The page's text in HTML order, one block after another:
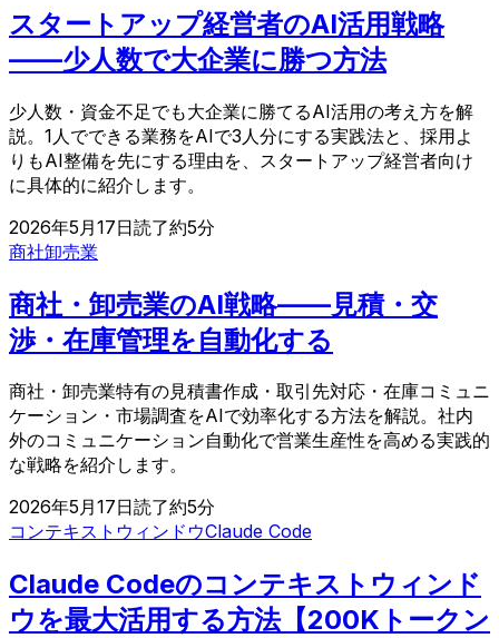
スタートアップ経営者のAI活用戦略
——少人数で大企業に勝つ方法
少人数・資金不足でも大企業に勝てるAI活用の考え方を解
説。1人でできる業務をAIで3人分にする実践法と、採用よ
りもAI整備を先にする理由を、スタートアップ経営者向け
に具体的に紹介します。
2026年5月17日読了約5分
商社卸売業
商社・卸売業のAI戦略——見積・交
渉・在庫管理を自動化する
商社・卸売業特有の見積書作成・取引先対応・在庫コミュニ
ケーション・市場調査をAIで効率化する方法を解説。社内
外のコミュニケーション自動化で営業生産性を高める実践的
な戦略を紹介します。
2026年5月17日読了約5分
コンテキストウィンドウClaude Code
Claude Codeのコンテキストウィンド
ウを最大活用する方法【200Kトークン